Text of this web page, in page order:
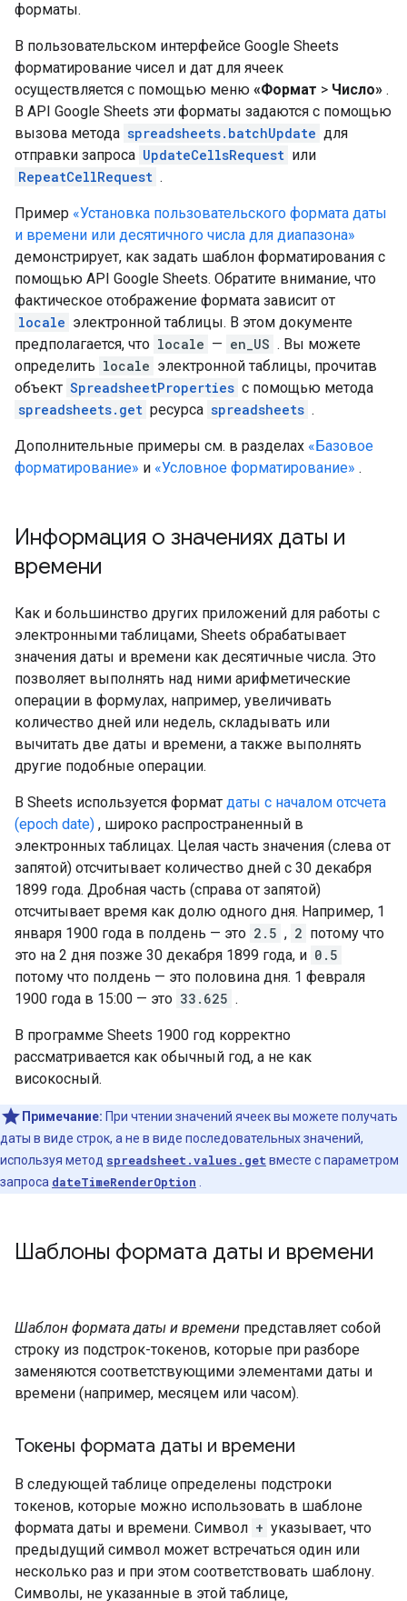
форматы.
В пользовательском интерфейсе Google Sheets
форматирование чисел и дат для ячеек
осуществляется с помощью меню «Формат > Число» .
В API Google Sheets эти форматы задаются с помощью
вызова метода spreadsheets.batchUpdate для
отправки запроса UpdateCellsRequest или
RepeatCellRequest .
Пример «Установка пользовательского формата даты
и времени или десятичного числа для диапазона»
демонстрирует, как задать шаблон форматирования с
помощью API Google Sheets. Обратите внимание, что
фактическое отображение формата зависит от
locale электронной таблицы. В этом документе
предполагается, что locale — en_US . Вы можете
определить locale электронной таблицы, прочитав
объект SpreadsheetProperties с помощью метода
spreadsheets.get ресурса spreadsheets .
Дополнительные примеры см. в разделах «Базовое
форматирование» и «Условное форматирование» .
Информация о значениях даты и
времени
Как и большинство других приложений для работы с
электронными таблицами, Sheets обрабатывает
значения даты и времени как десятичные числа. Это
позволяет выполнять над ними арифметические
операции в формулах, например, увеличивать
количество дней или недель, складывать или
вычитать две даты и времени, а также выполнять
другие подобные операции.
В Sheets используется формат даты с началом отсчета
(epoch date) , широко распространенный в
электронных таблицах. Целая часть значения (слева от
запятой) отсчитывает количество дней с 30 декабря
1899 года. Дробная часть (справа от запятой)
отсчитывает время как долю одного дня. Например, 1
января 1900 года в полдень — это 2.5 , 2 потому что
это на 2 дня позже 30 декабря 1899 года, и 0.5
потому что полдень — это половина дня. 1 февраля
1900 года в 15:00 — это 33.625 .
В программе Sheets 1900 год корректно
рассматривается как обычный год, а не как
високосный.
Примечание: При чтении значений ячеек вы можете получать
даты в виде строк, а не в виде последовательных значений,
используя метод spreadsheet.values.get вместе с параметром
запроса dateTimeRenderOption
Шаблоны формата даты и времени
Шаблон формата даты и времени представляет собой
строку из подстрок-токенов, которые при разборе
заменяются соответствующими элементами даты и
времени (например, месяцем или часом).
Токены формата даты и времени
В следующей таблице определены подстроки
токенов, которые можно использовать в шаблоне
формата даты и времени. Символ + указывает, что
предыдущий символ может встречаться один или
несколько раз и при этом соответствовать шаблону.
Символы, не указанные в этой таблице,